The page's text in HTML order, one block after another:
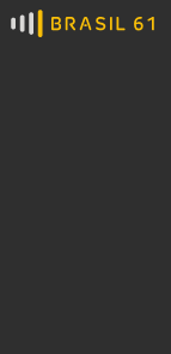
Ver todas as